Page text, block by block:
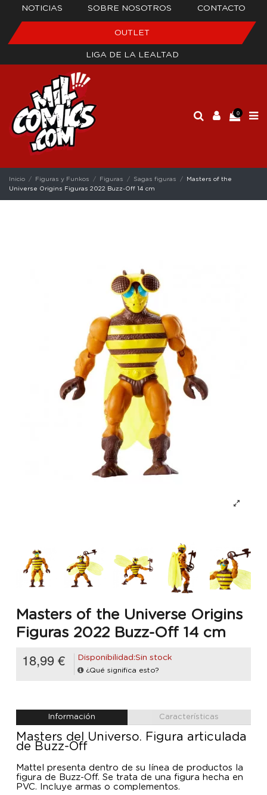
NOTICIAS SOBRE NOSOTROS CONTACTO
OUTLET
LIGA DE LA LEALTAD
0
Inicio Figuras y Funkos Figuras Sagas figuras
Masters of the
Universe Origins Figuras 2022 Buzz-Off 14 cm
Masters of the Universe Origins
Figuras 2022 Buzz-Off 14 cm
18,99 € Disponibilidad:Sin stock
¿Qué significa esto?
Información Características
Masters del Universo. Figura articulada
de Buzz-Off
Mattel presenta dentro de su línea de productos la
figura de Buzz-Off. Se trata de una figura hecha en
PVC. Incluye armas o complementos.